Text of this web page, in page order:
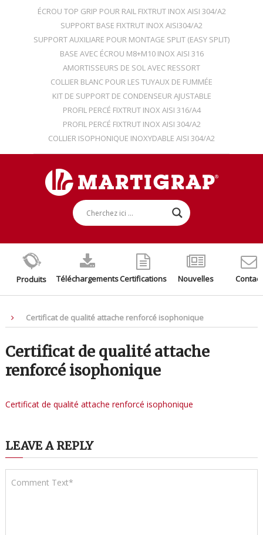
ÉCROU TOP GRIP POUR RAIL FIXTRUT INOX AISI 304/A2
SUPPORT BASE FIXTRUT INOX AISI304/A2
SUPPORT AUXILIARE POUR MONTAGE SPLIT (EASY SPLIT)
BASE AVEC ÉCROU M8+M10 INOX AISI 316
AMORTISSEURS DE SOL AVEC RESSORT
COLLIER BLANC POUR LES TUYAUX DE FUMMÉE
KIT DE SUPPORT DE CONDENSEUR AJUSTABLE
PROFIL PERCÉ FIXTRUT INOX AISI 316/A4
PROFIL PERCÉ FIXTRUT INOX AISI 304/A2
COLLIER ISOPHONIQUE INOXYDABLE AISI 304/A2
Produits TéléchargementsCertifications Nouvelles Contact
Certificat de qualité attache renforcé isophonique
Certificat de qualité attache
renforcé isophonique
Certificat de qualité attache renforcé isophonique
LEAVE A REPLY